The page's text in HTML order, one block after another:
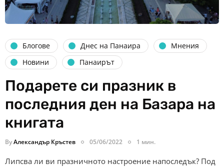
Блогове Днес на Панаира
Мнения
Новини
Панаирът
Подарете си празник в
последния ден на Базара на
книгата
ByАлександър Кръстев 05/06/2022 1 мин.
Липсва ли ви празничното настроение напоследък? Под